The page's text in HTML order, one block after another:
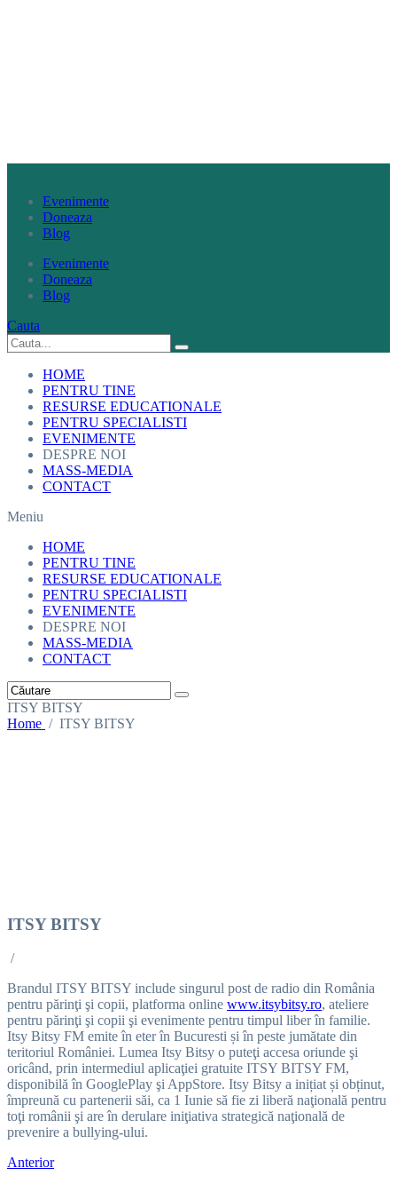
Evenimente
Doneaza
Blog
Evenimente
Doneaza
Blog
Cauta
HOME
PENTRU TINE
RESURSE EDUCATIONALE
PENTRU SPECIALISTI
EVENIMENTE
DESPRE NOI
MASS-MEDIA
CONTACT
Meniu
HOME
PENTRU TINE
RESURSE EDUCATIONALE
PENTRU SPECIALISTI
EVENIMENTE
DESPRE NOI
MASS-MEDIA
CONTACT
ITSY BITSY
Home / ITSY BITSY
ITSY BITSY
/
Brandul ITSY BITSY include singurul post de radio din România
pentru părinţi şi copii, platforma online www.itsybitsy.ro, ateliere
pentru părinţi şi copii şi evenimente pentru timpul liber în familie.
Itsy Bitsy FM emite în eter în Bucuresti și în peste jumătate din
teritoriul României. Lumea Itsy Bitsy o puteţi accesa oriunde şi
oricând, prin intermediul aplicaţiei gratuite ITSY BITSY FM,
disponibilă în GooglePlay şi AppStore. Itsy Bitsy a inițiat și obținut,
împreună cu partenerii săi, ca 1 Iunie să fie zi liberă naţională pentru
toţi românii şi are în derulare iniţiativa strategică naţională de
prevenire a bullying-ului.
Anterior